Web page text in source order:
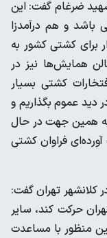
ضرغام گفت: این
و هم درآمدزا
برای کشتی کشور به
همایش‌ها نیز در
کشتی بسیار
دید عموم بگذاریم و
به همین جهت در حال
فراوان کشتی
کلانشهر تهران گفت:
حرکت کند، سایر
منظور با مساعدت